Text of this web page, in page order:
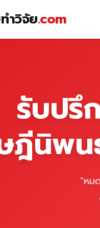
ำวิจัย.com
รับปรึ
ฎีนิพน
"หม